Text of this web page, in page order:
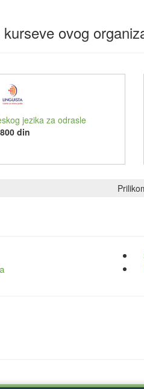
ovog
jezika za odrasle
din